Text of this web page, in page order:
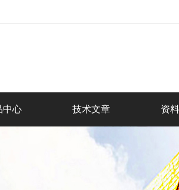
中心 技术文章 资